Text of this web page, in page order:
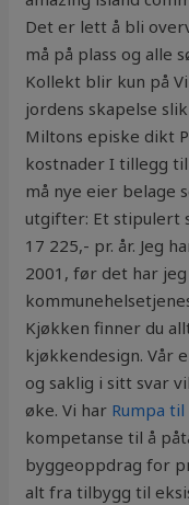
Det er lett å bli
må på plass og alle
Kollekt blir kun på
jordens skapelse
Miltons episke dikt
kostnader I tillegg
må nye eier belage
utgifter: Et stipulert
17 225,- pr. år. Jeg
2001, før det har
Kjøkken finner du
kjøkkendesign. Vår
og saklig i sitt svar
øke. Vi har Rumpa
kompetanse til å
byggeoppdrag for
alt fra tilbygg til